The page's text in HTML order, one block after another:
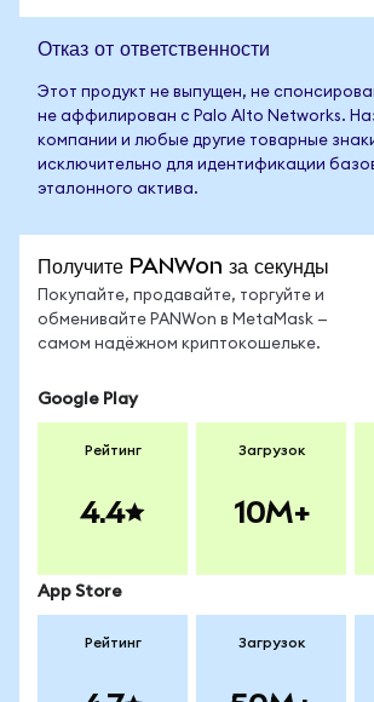
Отказ от ответственности
Этот продукт не выпущен, не
не аффилирован с Palo Alto Networks.
компании и любые другие товарные
исключительно для идентификации
эталонного актива.
Получите PANWon за секунды
Покупайте, продавайте, торгуйте и
обменивайте PANWon в MetaMask —
самом надёжном криптокошельке.
Google Play
Рейтинг
4.4
Загрузок
10M+
App Store
Рейтинг Загрузок